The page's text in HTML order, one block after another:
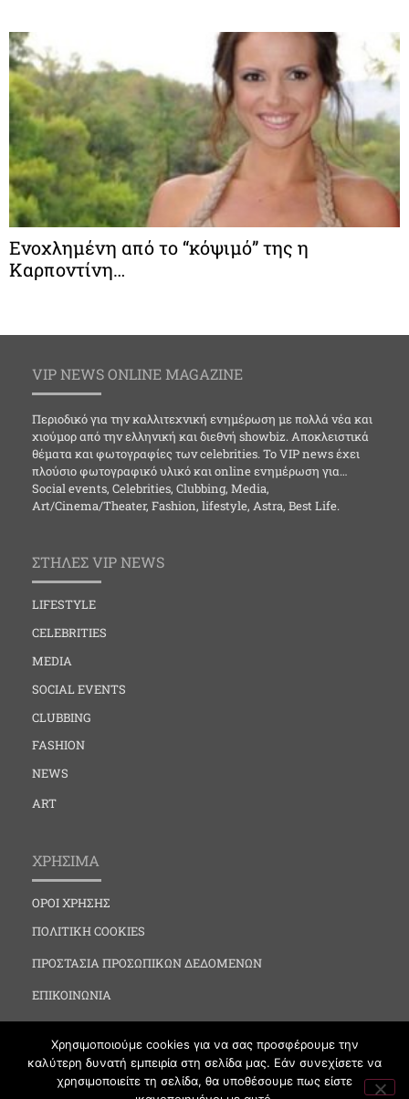
Ενοχλημένη από το “κόψιμό” της η
Καρποντίνη…
VIP NEWS ONLINE MAGAZINE
Περιοδικό για την καλλιτεχνική ενημέρωση με πολλά νέα και
χιούμορ από την ελληνική και διεθνή showbiz. Αποκλειστικά
θέματα και φωτογραφίες των celebrities. Το VIP news έχει
πλούσιο φωτογραφικό υλικό και online ενημέρωση για…
Social events, Celebrities, Clubbing, Media,
Art/Cinema/Theater, Fashion, lifestyle, Astra, Best Life.
ΣΤΗΛΕΣ VIP NEWS
LIFESTYLE
CELEBRITIES
MEDIA
SOCIAL EVENTS
CLUBBING
FASHION
NEWS
ART
ΧΡΗΣΙΜΑ
ΟΡΟΙ ΧΡΗΣΗΣ
ΠΟΛΙΤΙΚΗ COOKIES
ΠΡΟΣΤΑΣΙΑ ΠΡΟΣΩΠΙΚΩΝ ΔΕΔΟΜΕΝΩΝ
ΕΠΙΚΟΙΝΩΝΙΑ
Χρησιμοποιούμε cookies για να σας προσφέρουμε την
καλύτερη δυνατή εμπειρία στη σελίδα μας. Εάν συνεχίσετε να
χρησιμοποιείτε τη σελίδα, θα υποθέσουμε πως είστε